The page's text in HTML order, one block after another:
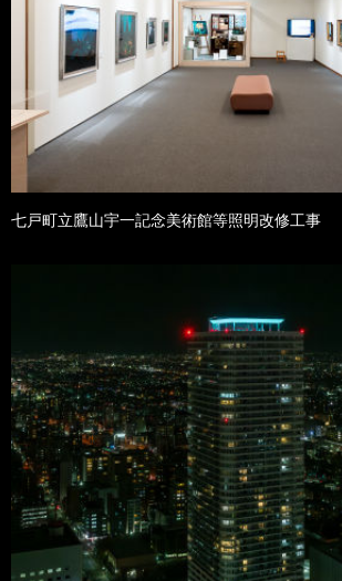
七戸町立鷹山宇一記念美術館等照明改修工事